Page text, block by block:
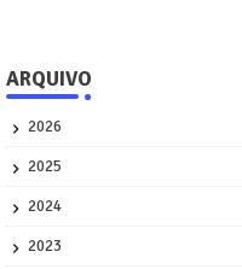
ARQUIVO
2026
2025
2024
2023